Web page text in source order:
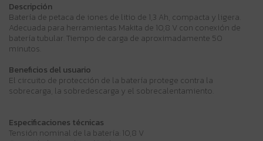
Descripción
Batería de petaca de iones de litio de 1,3 Ah, compacta y ligera.
Adecuada para herramientas Makita de 10,8 V con conexión de
batería tubular. Tiempo de carga de aproximadamente 50
minutos.
Beneficios del usuario
El circuito de protección de la batería protege contra la
sobrecarga, la sobredescarga y el sobrecalentamiento.
Especificaciones técnicas
Tensión nominal de la batería: 10,8 V